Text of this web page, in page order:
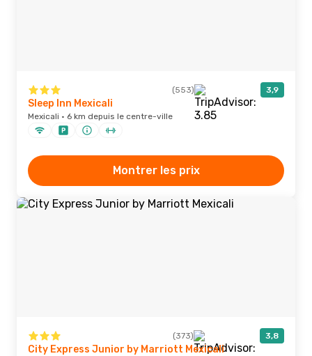
(553) 3,9
Sleep Inn Mexicali
Mexicali · 6 km depuis le centre-ville
Montrer les prix
(373) 3,8
City Express Junior by Marriott Mexicali